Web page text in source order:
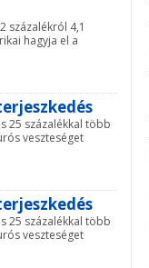
százalékról 4,1
hagyja el a
25 százalékkal több
veszteséget
25 százalékkal több
veszteséget